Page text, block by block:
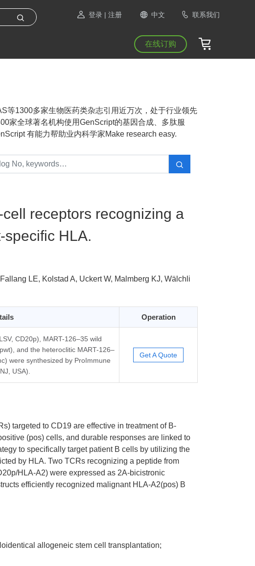
登录 | 注册 中文 联系我们
在线订购
等1300多家生物医药类杂志引用近万次，处于行业领先
家全球著名机构使用GenScript的基因合成、多肽服
有能力帮助业内科学家Make research easy.
receptors recognizing a
HLA.
LE, Kolstad A, Uckert W, Malmberg KJ, Wälchli
Operation
CD20p), MART-126–35 wild
and the heteroclitic MART-126–
were synthesized by ProImmune
USA).
Get A Quote
targeted to CD19 are effective in treatment of B-
(pos) cells, and durable responses are linked to
to specifically target patient B cells by utilizing the
by HLA. Two TCRs recognizing a peptide from
HLA-A2) were expressed as 2A-bicistronic
efficiently recognized malignant HLA-A2(pos) B
allogeneic stem cell transplantation;